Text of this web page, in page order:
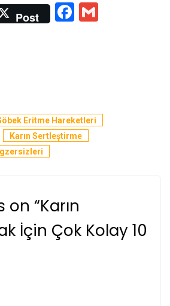
Post Facebook
Eritme Hareketleri
Karın Sertleştirme
on “Karın
İçin Çok Kolay 10